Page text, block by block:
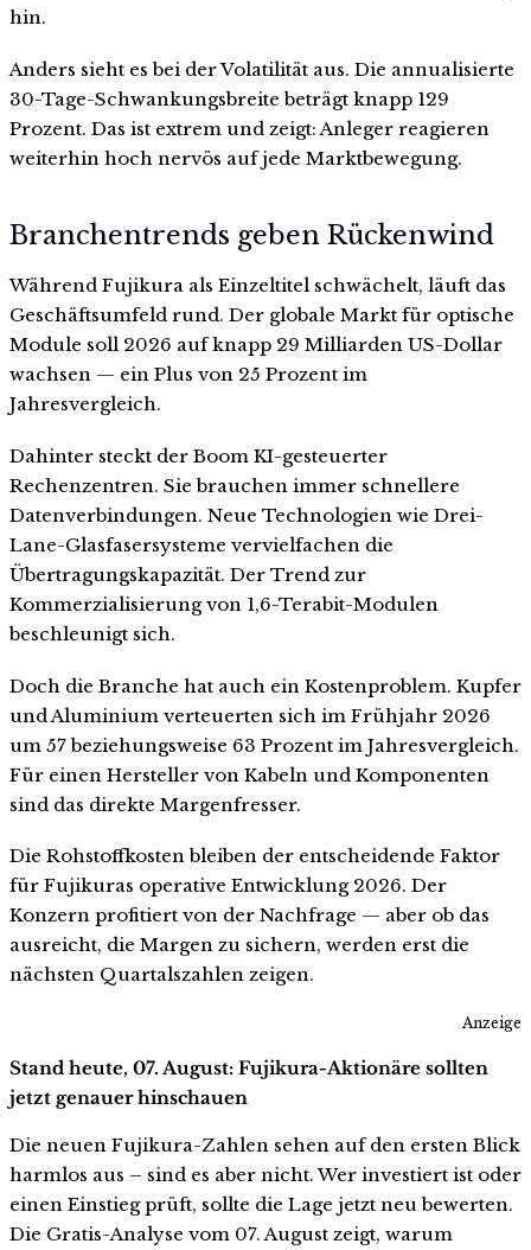
hin.
Anders sieht es bei der Volatilität aus. Die annualisierte
30-Tage-Schwankungsbreite beträgt knapp 129
Prozent. Das ist extrem und zeigt: Anleger reagieren
weiterhin hoch nervös auf jede Marktbewegung.
Branchentrends geben Rückenwind
Während Fujikura als Einzeltitel schwächelt, läuft das
Geschäftsumfeld rund. Der globale Markt für optische
Module soll 2026 auf knapp 29 Milliarden US-Dollar
wachsen — ein Plus von 25 Prozent im
Jahresvergleich.
Dahinter steckt der Boom KI-gesteuerter
Rechenzentren. Sie brauchen immer schnellere
Datenverbindungen. Neue Technologien wie Drei-
Lane-Glasfasersysteme vervielfachen die
Übertragungskapazität. Der Trend zur
Kommerzialisierung von 1,6-Terabit-Modulen
beschleunigt sich.
Doch die Branche hat auch ein Kostenproblem. Kupfer
und Aluminium verteuerten sich im Frühjahr 2026
um 57 beziehungsweise 63 Prozent im Jahresvergleich.
Für einen Hersteller von Kabeln und Komponenten
sind das direkte Margenfresser.
Die Rohstoffkosten bleiben der entscheidende Faktor
für Fujikuras operative Entwicklung 2026. Der
Konzern profitiert von der Nachfrage — aber ob das
ausreicht, die Margen zu sichern, werden erst die
nächsten Quartalszahlen zeigen.
Anzeige
Stand heute, 07. August: Fujikura-Aktionäre sollten
jetzt genauer hinschauen
Die neuen Fujikura-Zahlen sehen auf den ersten Blick
harmlos aus – sind es aber nicht. Wer investiert ist oder
einen Einstieg prüft, sollte die Lage jetzt neu bewerten.
Die Gratis-Analyse vom 07. August zeigt, warum